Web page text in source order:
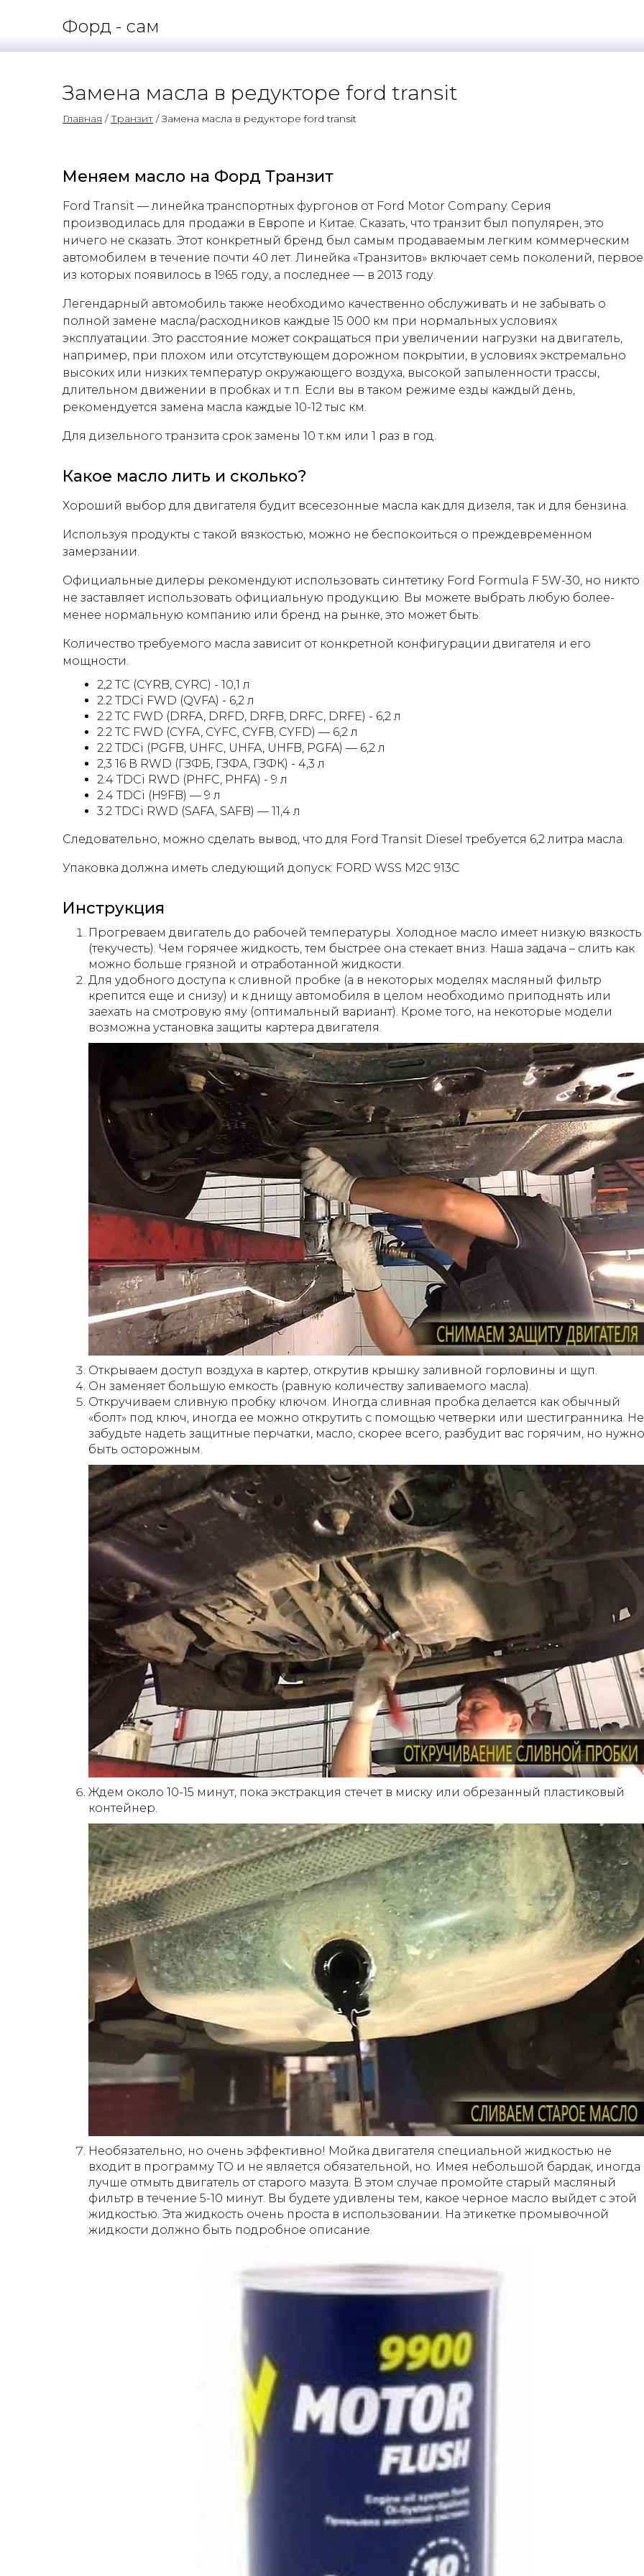
Форд - сам
Замена масла в редукторе ford transit
Главная /Транзит / Замена масла в редукторе ford transit
Меняем масло на Форд Транзит
Ford Transit — линейка транспортных фургонов от Ford Motor Company. Серия
производилась для продажи в Европе и Китае. Сказать, что транзит был популярен, это
ничего не сказать. Этот конкретный бренд был самым продаваемым легким коммерческим
автомобилем в течение почти 40 лет. Линейка «Транзитов» включает семь поколений, первое
из которых появилось в 1965 году, а последнее — в 2013 году.
Легендарный автомобиль также необходимо качественно обслуживать и не забывать о
полной замене масла/расходников каждые 15 000 км при нормальных условиях
эксплуатации. Это расстояние может сокращаться при увеличении нагрузки на двигатель,
например, при плохом или отсутствующем дорожном покрытии, в условиях экстремально
высоких или низких температур окружающего воздуха, высокой запыленности трассы,
длительном движении в пробках и т.п. Если вы в таком режиме езды каждый день,
рекомендуется замена масла каждые 10-12 тыс км.
Для дизельного транзита срок замены 10 т.км или 1 раз в год.
Какое масло лить и сколько?
Хороший выбор для двигателя будит всесезонные масла как для дизеля, так и для бензина.
Используя продукты с такой вязкостью, можно не беспокоиться о преждевременном
замерзании.
Официальные дилеры рекомендуют использовать синтетику Ford Formula F 5W-30, но никто
не заставляет использовать официальную продукцию. Вы можете выбрать любую более-
менее нормальную компанию или бренд на рынке, это может быть:
Количество требуемого масла зависит от конкретной конфигурации двигателя и его
мощности.
2,2 ТС (CYRB, CYRC) - 10,1 л
2.2 TDCi FWD (QVFA) - 6,2 л
2.2 TC FWD (DRFA, DRFD, DRFB, DRFC, DRFE) - 6,2 л
2.2 TC FWD (CYFA, CYFC, CYFB, CYFD) — 6,2 л
2.2 TDCi (PGFB, UHFC, UHFA, UHFB, PGFA) — 6,2 л
2,3 16 В RWD (ГЗФБ, ГЗФА, ГЗФК) - 4,3 л
2.4 TDCi RWD (PHFC, PHFA) - 9 л
2.4 TDCi (H9FB) — 9 л
3.2 TDCi RWD (SAFA, SAFB) — 11,4 л
Следовательно, можно сделать вывод, что для Ford Transit Diesel требуется 6,2 литра масла.
Упаковка должна иметь следующий допуск: FORD WSS M2C 913C
Инструкция
Прогреваем двигатель до рабочей температуры. Холодное масло имеет низкую вязкость
(текучесть). Чем горячее жидкость, тем быстрее она стекает вниз. Наша задача – слить как
можно больше грязной и отработанной жидкости.
Для удобного доступа к сливной пробке (а в некоторых моделях масляный фильтр
крепится еще и снизу) и к днищу автомобиля в целом необходимо приподнять или
заехать на смотровую яму (оптимальный вариант). Кроме того, на некоторые модели
возможна установка защиты картера двигателя.
Открываем доступ воздуха в картер, открутив крышку заливной горловины и щуп.
Он заменяет большую емкость (равную количеству заливаемого масла).
Откручиваем сливную пробку ключом. Иногда сливная пробка делается как обычный
«болт» под ключ, иногда ее можно открутить с помощью четверки или шестигранника. Не
забудьте надеть защитные перчатки, масло, скорее всего, разбудит вас горячим, но нужно
быть осторожным.
Ждем около 10-15 минут, пока экстракция стечет в миску или обрезанный пластиковый
контейнер.
Необязательно, но очень эффективно! Мойка двигателя специальной жидкостью не
входит в программу ТО и не является обязательной, но. Имея небольшой бардак, иногда
лучше отмыть двигатель от старого мазута. В этом случае промойте старый масляный
фильтр в течение 5-10 минут. Вы будете удивлены тем, какое черное масло выйдет с этой
жидкостью. Эта жидкость очень проста в использовании. На этикетке промывочной
жидкости должно быть подробное описание.